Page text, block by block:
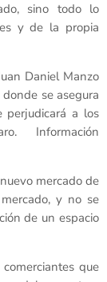
sino todo lo
y de la propia
Daniel Manzo
se asegura
perjudicará a los
Información
mercado de
y no se
de un espacio
que